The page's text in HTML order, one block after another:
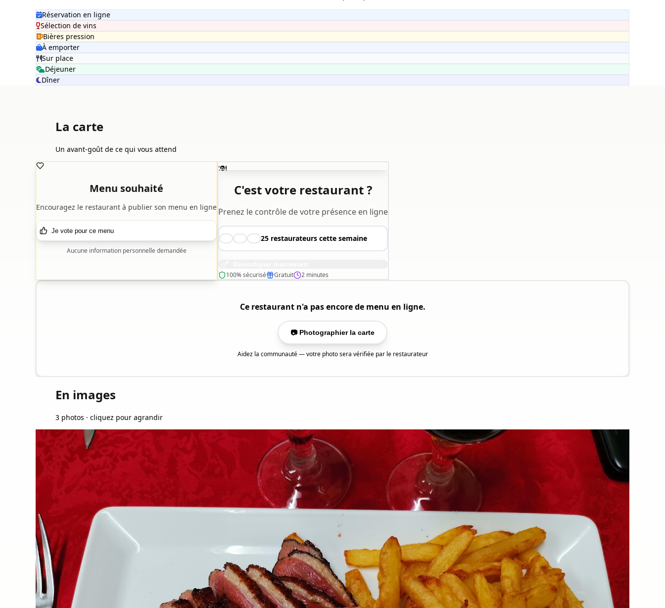
Réservation en ligne
Sélection de vins
Bières pression
À emporter
Sur place
Déjeuner
Dîner
La carte
Un avant-goût de ce qui vous attend
Menu souhaité
Encouragez le restaurant à publier son menu en ligne
Je vote pour ce menu
Aucune information personnelle demandée
🍽️
C'est votre restaurant ?
Prenez le contrôle de votre présence en ligne
👨‍🍳 👩‍🍳 🧑‍🍳25 restaurateurs cette semaine
100% sécurisé Gratuit 2 minutes
Ce restaurant n'a pas encore de menu en ligne.
📷 Photographier la carte
Aidez la communauté — votre photo sera vérifiée par le restaurateur
En images
3 photos · cliquez pour agrandir